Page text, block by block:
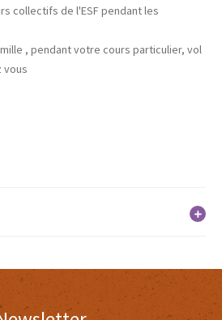
collectifs de l'ESF pendant les
, pendant votre cours particulier, vol
vous
Animaux acceptés